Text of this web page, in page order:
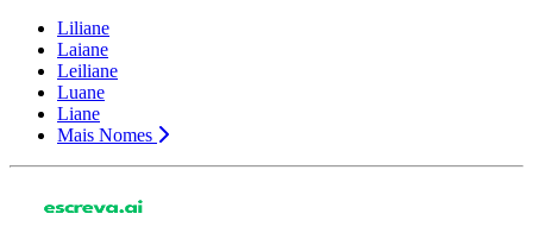
Liliane
Laiane
Leiliane
Luane
Liane
Mais Nomes